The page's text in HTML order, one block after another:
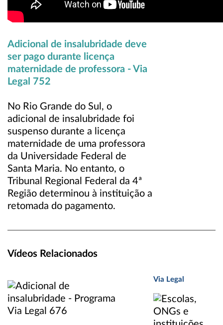
Adicional de insalubridade deve
ser pago durante licença
maternidade de professora - Via
Legal 752
No Rio Grande do Sul, o
adicional de insalubridade foi
suspenso durante a licença
maternidade de uma professora
da Universidade Federal de
Santa Maria. No entanto, o
Tribunal Regional Federal da 4ª
Região determinou à instituição a
retomada do pagamento.
Vídeos Relacionados
Via Legal